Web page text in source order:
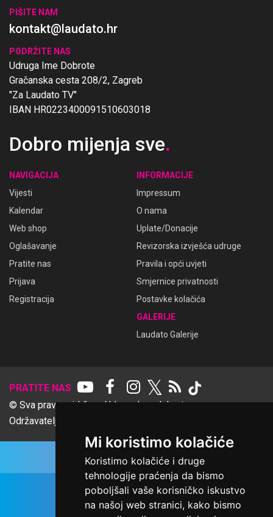
Mi koristimo kolačiće
Koristimo kolačiće i druge
tehnologije praćenja da bismo
poboljšali vaše korisničko iskustvo
na našoj web stranici, kako bismo
PIŠITE NAM
kontakt@laudato.hr
PODRŽITE NAS
Udruga Ime Dobrote
Gračanska cesta 208/2, Zagreb
"Za Laudato TV"
IBAN HR0223400091510603018
Dobro mijenja sve.
NAVIGACIJA
Vijesti
Kalendar
Web shop
Oglašavanje
Pratite nas
Prijava
Registracija
INFORMACIJE
Impressum
O nama
Uplate/Donacije
Revizorska izvješća udruge
Pravila i opći uvjeti
Smjernice privatnosti
Postavke kolačića
GALERIJE
Laudato Galerije
PRATITE NAS 𝕏
© Sva prava pridržana Udruga Ime dobrote
Održavatelj Netcom d.o.o., Riva 6, Rijeka